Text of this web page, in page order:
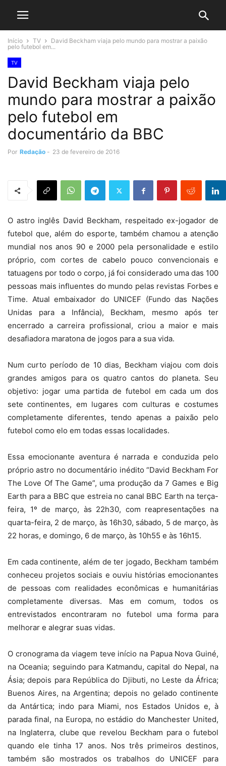
Início TV
David Beckham viaja pelo mundo para mostrar a paixão
pelo futebol em...
TV
David Beckham viaja pelo
mundo para mostrar a paixão
pelo futebol em
documentário da BBC
Por Redação - 23 de fevereiro de 2016
O astro inglês David Beckham, respeitado ex-jogador de
futebol que, além do esporte, também chamou a atenção
mundial nos anos 90 e 2000 pela personalidade e estilo
próprio, com cortes de cabelo pouco convencionais e
tatuagens por todo o corpo, já foi considerado uma das 100
pessoas mais influentes do mundo pelas revistas Forbes e
Time. Atual embaixador do UNICEF (Fundo das Nações
Unidas para a Infância), Beckham, mesmo após ter
encerrado a carreira profissional, criou a maior e mais
desafiadora maratona de jogos para a sua vida.
Num curto período de 10 dias, Beckham viajou com dois
grandes amigos para os quatro cantos do planeta. Seu
objetivo: jogar uma partida de futebol em cada um dos
sete continentes, em lugares com culturas e costumes
completamente diferentes, tendo apenas a paixão pelo
futebol como elo em todas essas localidades.
Essa emocionante aventura é narrada e conduzida pelo
próprio astro no documentário inédito “David Beckham For
The Love Of The Game”, uma produção da 7 Games e Big
Earth para a BBC que estreia no canal BBC Earth na terça-
feira, 1º de março, às 22h30, com reapresentações na
quarta-feira, 2 de março, às 16h30, sábado, 5 de março, às
22 horas, e domingo, 6 de março, às 10h55 e às 16h15.
Em cada continente, além de ter jogado, Beckham também
conheceu projetos sociais e ouviu histórias emocionantes
de pessoas com realidades econômicas e humanitárias
completamente diversas. Mas em comum, todos os
entrevistados encontraram no futebol uma forma para
melhorar e alegrar suas vidas.
O cronograma da viagem teve início na Papua Nova Guiné,
na Oceania; seguindo para Katmandu, capital do Nepal, na
Ásia; depois para República do Djibuti, no Leste da África;
Buenos Aires, na Argentina; depois no gelado continente
da Antártica; indo para Miami, nos Estados Unidos e, à
parada final, na Europa, no estádio do Manchester United,
na Inglaterra, clube que revelou Beckham para o futebol
quando ele tinha 17 anos. Nos três primeiros destinos,
também são mostrados os trabalhos do UNICEF para